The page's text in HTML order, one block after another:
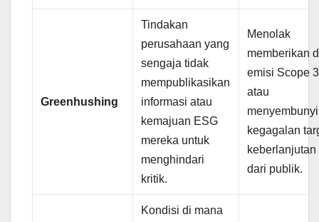
Greenhushing
Tindakan
perusahaan yang
sengaja tidak
mempublikasikan
informasi atau
kemajuan ESG
mereka untuk
menghindari
kritik.
Menolak
memberikan
emisi Scope 3
atau
kegagalan
keberlanjutan
dari publik.
Kondisi di mana